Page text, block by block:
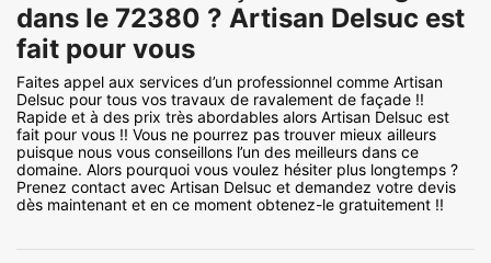
dans le 72380 ? Artisan Delsuc est
fait pour vous
Faites appel aux services d’un professionnel comme Artisan
Delsuc pour tous vos travaux de ravalement de façade !!
Rapide et à des prix très abordables alors Artisan Delsuc est
fait pour vous !! Vous ne pourrez pas trouver mieux ailleurs
puisque nous vous conseillons l’un des meilleurs dans ce
domaine. Alors pourquoi vous voulez hésiter plus longtemps ?
Prenez contact avec Artisan Delsuc et demandez votre devis
dès maintenant et en ce moment obtenez-le gratuitement !!